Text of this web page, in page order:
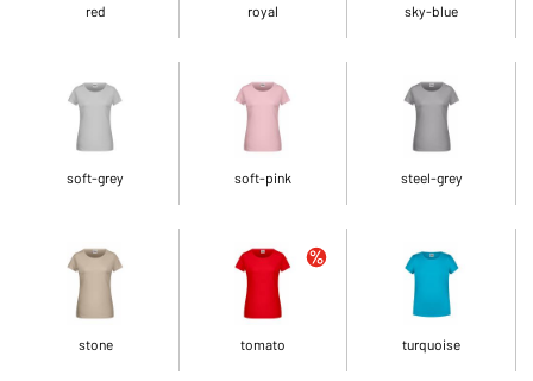
red royal sky-blue
soft-grey soft-pink steel-grey
stone tomato turquoise